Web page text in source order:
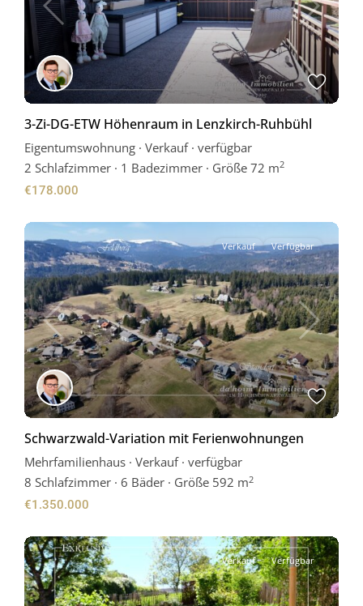
Previous Next
3-Zi-DG-ETW Höhenraum in Lenzkirch-Ruhbühl
Eigentumswohnung · Verkauf· verfügbar
2 Schlafzimmer · 1 Badezimmer · Größe 72 m2
€178.000
Previous Next
Verkauf Verfügbar
Schwarzwald-Variation mit Ferienwohnungen
Mehrfamilienhaus · Verkauf· verfügbar
8 Schlafzimmer · 6 Bäder · Größe 592 m2
€1.350.000
Verkauf Verfügbar